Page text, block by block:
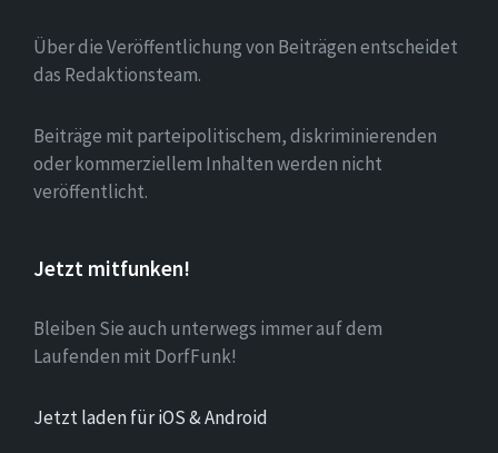
Über die Veröffentlichung von Beiträgen entscheidet
das Redaktionsteam.
Beiträge mit parteipolitischem, diskriminierenden
oder kommerziellem Inhalten werden nicht
veröffentlicht.
Jetzt mitfunken!
Bleiben Sie auch unterwegs immer auf dem
Laufenden mit DorfFunk!
Jetzt laden für iOS & Android